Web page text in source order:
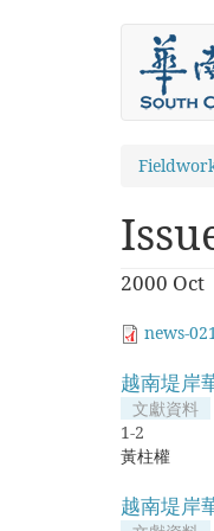
You
here
2000 Oct
news-
越南堤岸
文獻資料
1-2
黃柱權
越南堤岸